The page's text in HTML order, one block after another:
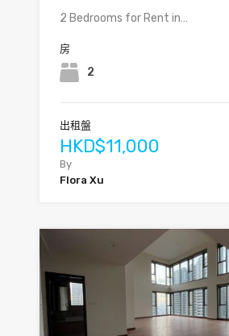
2 Bedrooms for Rent in…
房
2
出租盤
HKD$11,000
By
Flora Xu